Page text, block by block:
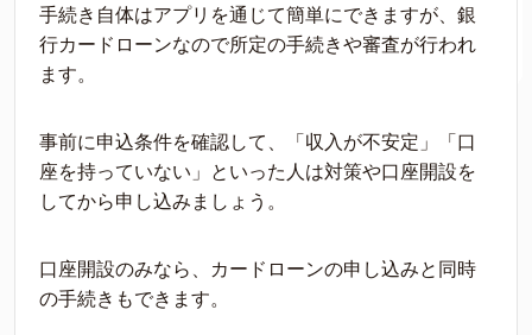
手続き自体はアプリを通じて簡単にできますが、銀
行カードローンなので所定の手続きや審査が行われ
ます。
事前に申込条件を確認して、「収入が不安定」「口
座を持っていない」といった人は対策や口座開設を
してから申し込みましょう。
口座開設のみなら、カードローンの申し込みと同時
の手続きもできます。